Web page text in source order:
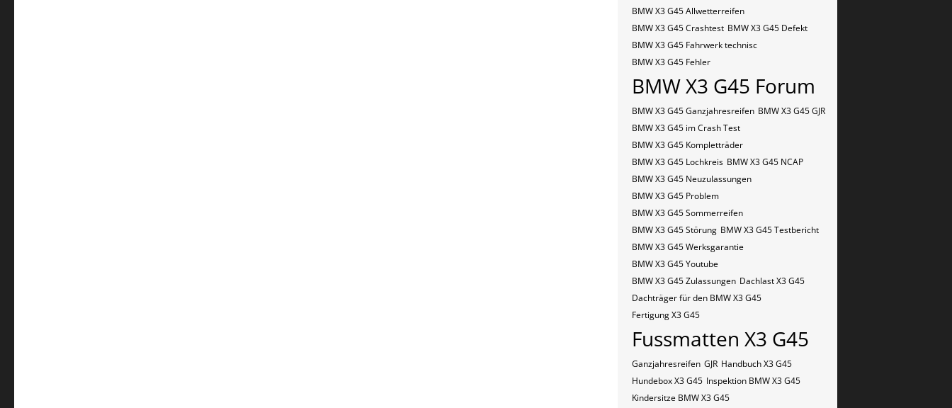
BMW X3 G45 Allwetterreifen
BMW X3 G45 Crashtest BMW X3 G45 Defekt
BMW X3 G45 Fahrwerk technisc
BMW X3 G45 Fehler
BMW X3 G45 Forum
BMW X3 G45 Ganzjahresreifen BMW X3 G45 GJR
BMW X3 G45 im Crash Test
BMW X3 G45 Kompletträder
BMW X3 G45 Lochkreis BMW X3 G45 NCAP
BMW X3 G45 Neuzulassungen
BMW X3 G45 Problem
BMW X3 G45 Sommerreifen
BMW X3 G45 Störung BMW X3 G45 Testbericht
BMW X3 G45 Werksgarantie
BMW X3 G45 Youtube
BMW X3 G45 Zulassungen Dachlast X3 G45
Dachträger für den BMW X3 G45
Fertigung X3 G45
Fussmatten X3 G45
Ganzjahresreifen GJR Handbuch X3 G45
Hundebox X3 G45 Inspektion BMW X3 G45
Kindersitze BMW X3 G45